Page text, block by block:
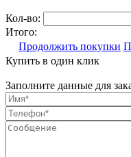
Кол-во:
Итого:
Продолжить покупки
Купить в один клик
Заполните данные для